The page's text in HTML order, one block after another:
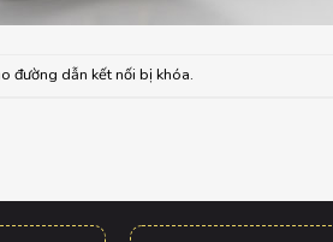
đường dẫn kết nối bị khóa.